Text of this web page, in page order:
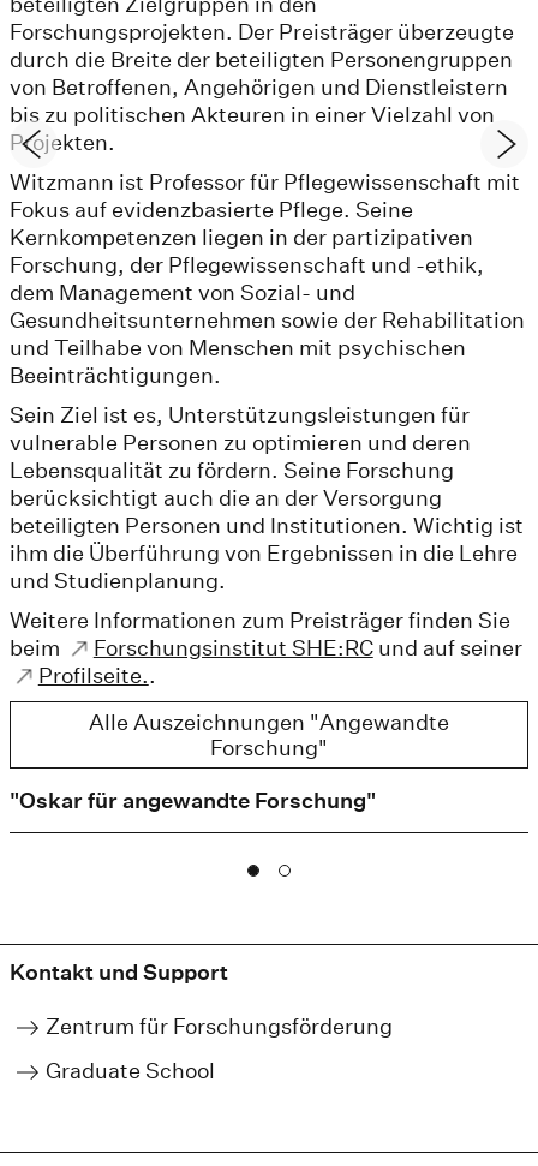
Forschungsprojekten. Der Preisträger überzeugte
durch die Breite der beteiligten Personengruppen
von Betroffenen, Angehörigen und Dienstleistern
bis zu politischen Akteuren in einer Vielzahl von
Projekten.
Witzmann ist Professor für Pflegewissenschaft mit
Fokus auf evidenzbasierte Pflege. Seine
Kernkompetenzen liegen in der partizipativen
Forschung, der Pflegewissenschaft und -ethik,
dem Management von Sozial- und
Gesundheitsunternehmen sowie der Rehabilitation
und Teilhabe von Menschen mit psychischen
Beeinträchtigungen.
Sein Ziel ist es, Unterstützungsleistungen für
vulnerable Personen zu optimieren und deren
Lebensqualität zu fördern. Seine Forschung
berücksichtigt auch die an der Versorgung
beteiligten Personen und Institutionen. Wichtig ist
ihm die Überführung von Ergebnissen in die Lehre
und Studienplanung.
Weitere Informationen zum Preisträger finden Sie
beim
Forschungsinstitut SHE:RCund auf seiner
Profilseite..
"Oskar für angewandte Forschung"
Alle Auszeichnungen "Angewandte
Forschung"
Kontakt und Support
Zentrum für Forschungsförderung
Graduate School